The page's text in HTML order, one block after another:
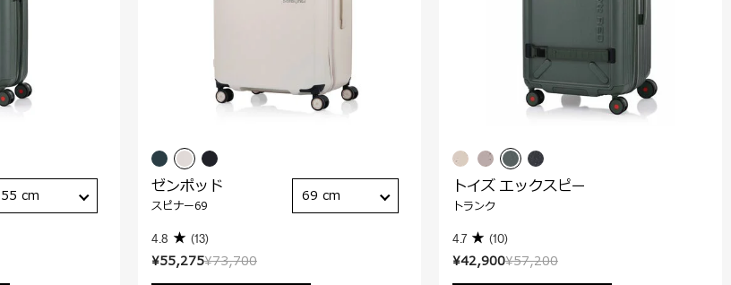
55 cm
¥73,700
¥55,275
ゼンポッド
スピナー69
4.8 (13)
69 cm
¥57,200
¥42,900
トイズ エックスピー
トランク
4.7 (10)